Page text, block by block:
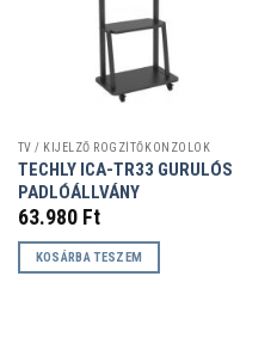
TV / KIJELZŐ RÖGZÍTŐKONZOLOK
TECHLY ICA-TR33 GURULÓS
PADLÓÁLLVÁNY
63.980 Ft
KOSÁRBA TESZEM